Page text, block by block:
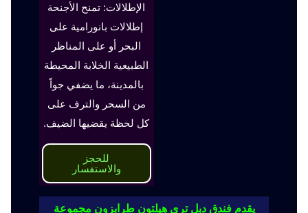
الإطلالات: تمنح الأجنحة
إطلالات بانورامية على
البحر أو على المناظر
الطبيعية الخلابة المحيطة
بالمدينة، ما يضفي جواً
من السحر والترف على
كل لحظة يقضيها الضيف.
للحجز
والاستفسار
يقدم فندق دبل تري هيلتون طرابزون مجموعة